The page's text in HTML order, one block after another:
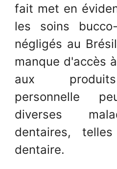
fait met en
les soins
négligés au
manque d'accès
aux
personnelle
diverses
dentaires,
dentaire.